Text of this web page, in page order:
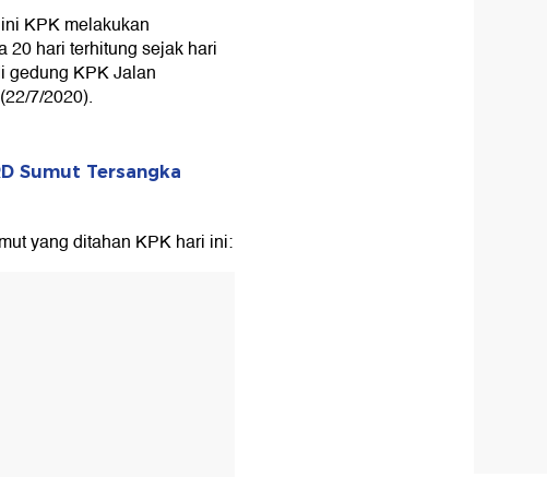
KPK melakukan
20 hari terhitung sejak hari
gedung KPK Jalan
7/2020).
Sumut Tersangka
yang ditahan KPK hari ini: